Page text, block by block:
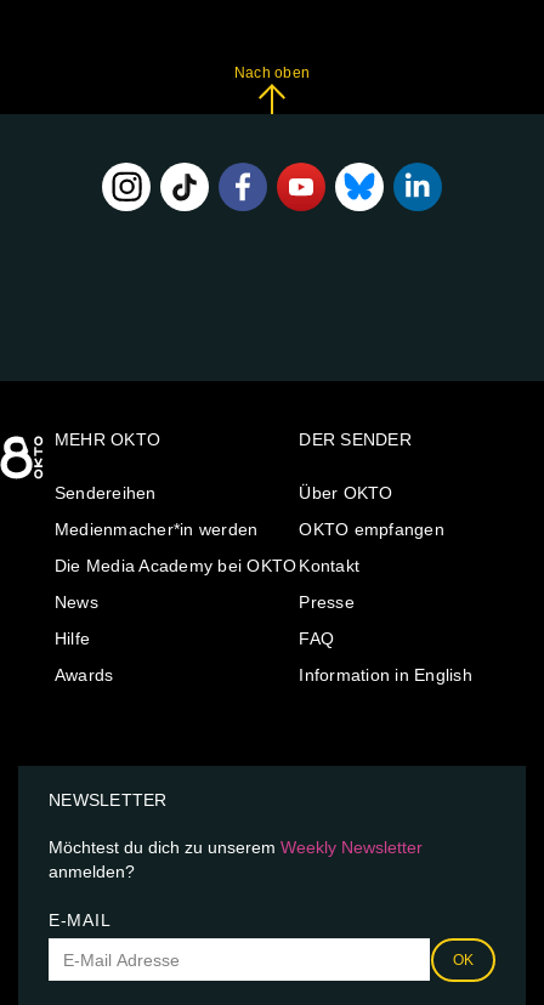
Nach oben
MEHR OKTO
Sendereihen
Medienmacher*in werden
Die Media Academy bei OKTO
News
Hilfe
Awards
DER SENDER
Über OKTO
OKTO empfangen
Kontakt
Presse
FAQ
Information in English
NEWSLETTER
Möchtest du dich zu unserem Weekly Newsletter
anmelden?
E-MAIL
OK